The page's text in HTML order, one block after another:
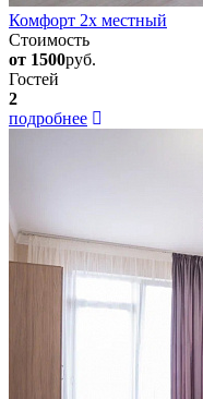
Комфорт 2х местный
Стоимость
от 1500руб.
Гостей
2
подробнее